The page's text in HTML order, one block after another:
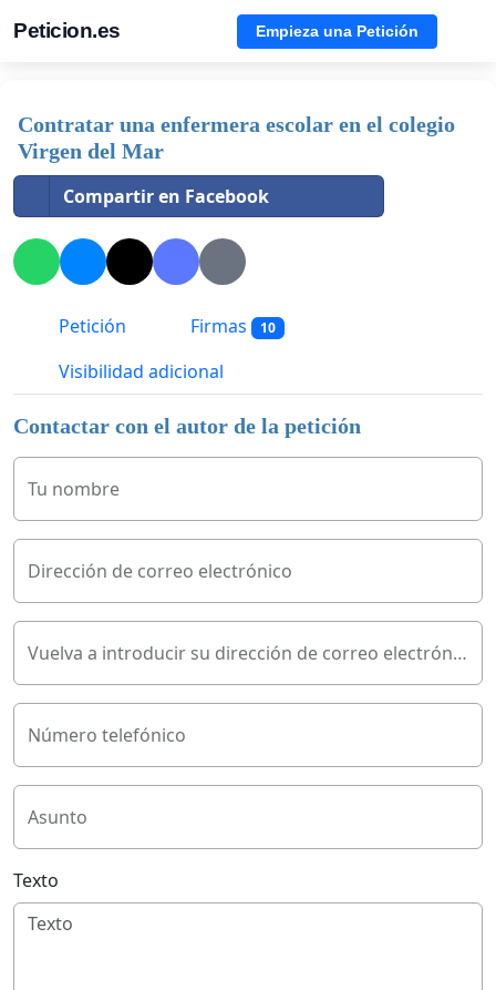
Peticion.es Empieza una Petición
Contratar una enfermera escolar en el colegio
Virgen del Mar
Compartir en Facebook
Petición Firmas 10
Visibilidad adicional
Contactar con el autor de la petición
Tu nombre
Dirección de correo electrónico
Vuelva a introducir su dirección de correo electrónico
Número telefónico
Asunto
Texto